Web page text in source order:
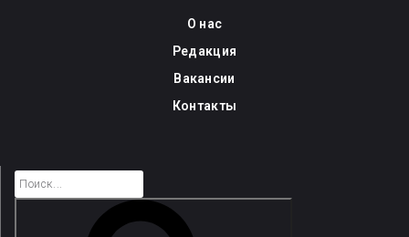
О нас
Редакция
Вакансии
Контакты